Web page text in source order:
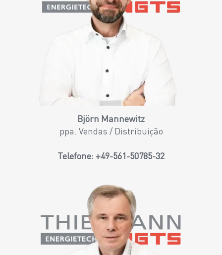
Björn Mannewitz
ppa. Vendas / Distribuição
Telefone: +49-561-50785-32